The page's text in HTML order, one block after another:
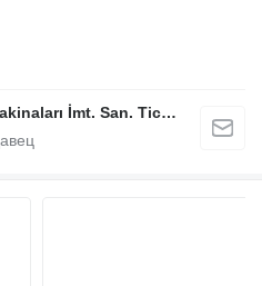
Netmak Endüstriyel Ahşap Makinaları İmt. San. Tic. A.Ş.